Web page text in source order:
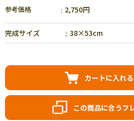
参考価格 2,750円
完成サイズ 38×53cm
カートに入れる
この商品に合うフ